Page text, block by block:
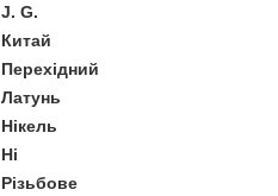
J. G.
Китай
Перехідний
Латунь
Нікель
Ні
Різьбове